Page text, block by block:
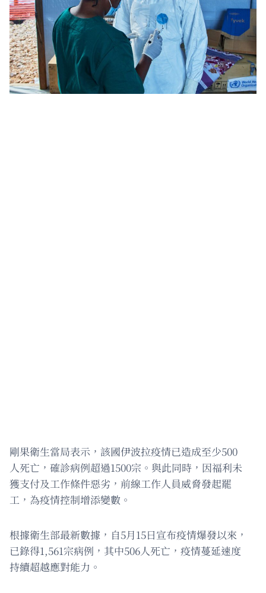
剛果衛生當局表示，該國伊波拉疫情已造成至少500
人死亡，確診病例超過1500宗。與此同時，因福利未
獲支付及工作條件惡劣，前線工作人員威脅發起罷
工，為疫情控制增添變數。
根據衛生部最新數據，自5月15日宣布疫情爆發以來，
已錄得1,561宗病例，其中506人死亡，疫情蔓延速度
持續超越應對能力。